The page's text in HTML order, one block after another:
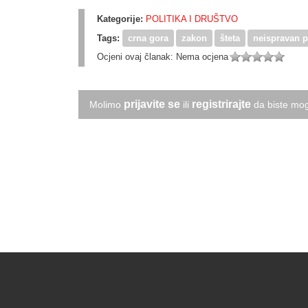
Kategorije: POLITIKA I DRUŠTVO
Tags:
crna gora zakon šteta
neispravan
Ocjeni ovaj članak: Nema ocjena
Molimo prijavite se ili registrirajte da biste